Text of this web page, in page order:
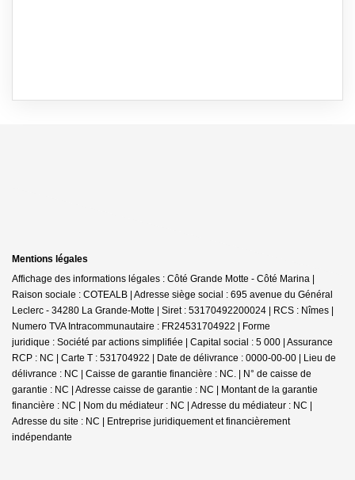
Mentions légales
Affichage des informations légales : Côté Grande Motte - Côté Marina |
Raison sociale : COTEALB | Adresse siège social : 695 avenue du Général
Leclerc - 34280 La Grande-Motte | Siret : 53170492200024 | RCS : Nîmes |
Numero TVA Intracommunautaire : FR24531704922 | Forme
juridique : Société par actions simplifiée | Capital social : 5 000 | Assurance
RCP : NC | Carte T : 531704922 | Date de délivrance : 0000-00-00 | Lieu de
délivrance : NC | Caisse de garantie financière : NC. | N° de caisse de
garantie : NC | Adresse caisse de garantie : NC | Montant de la garantie
financière : NC | Nom du médiateur : NC | Adresse du médiateur : NC |
Adresse du site : NC | Entreprise juridiquement et financièrement
indépendante